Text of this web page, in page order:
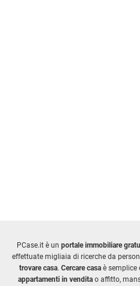
PCase.it è un portale immobiliare
effettuate migliaia di ricerche da
trovare casa. Cercare casaè semplice
appartamenti in vendita o affitto,